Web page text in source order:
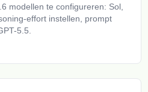
modellen te configureren: Sol,
effort instellen, prompt
5.5.